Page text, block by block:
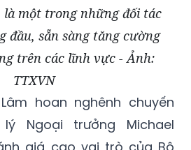
là một trong những đối tác
đầu, sẵn sàng tăng cường
trên các lĩnh vực - Ảnh:
TTXVN
hoan nghênh chuyến
Ngoại trưởng Michael